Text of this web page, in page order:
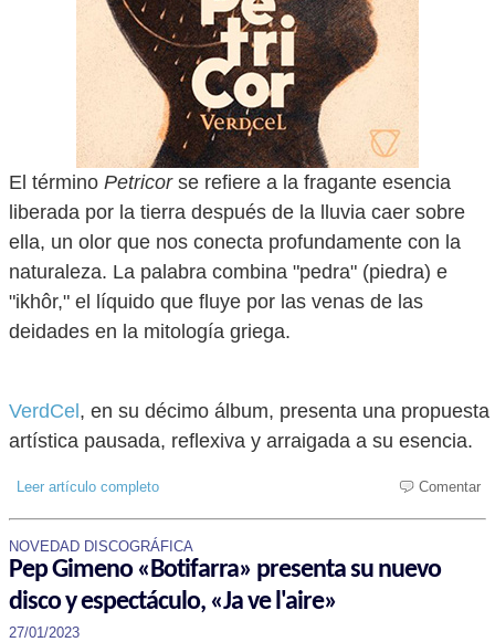
El término Petricorse refiere a la fragante esencia
liberada por la tierra después de la lluvia caer sobre
ella, un olor que nos conecta profundamente con la
naturaleza. La palabra combina "pedra" (piedra) e
"ikhôr," el líquido que fluye por las venas de las
deidades en la mitología griega.
VerdCel , en su décimo álbum, presenta una propuesta
artística pausada, reflexiva y arraigada a su esencia.
Leer artículo completo Comentar
NOVEDAD DISCOGRÁFICA
Pep Gimeno «Botifarra» presenta su nuevo
disco y espectáculo, «Ja ve l'aire»
27/01/2023